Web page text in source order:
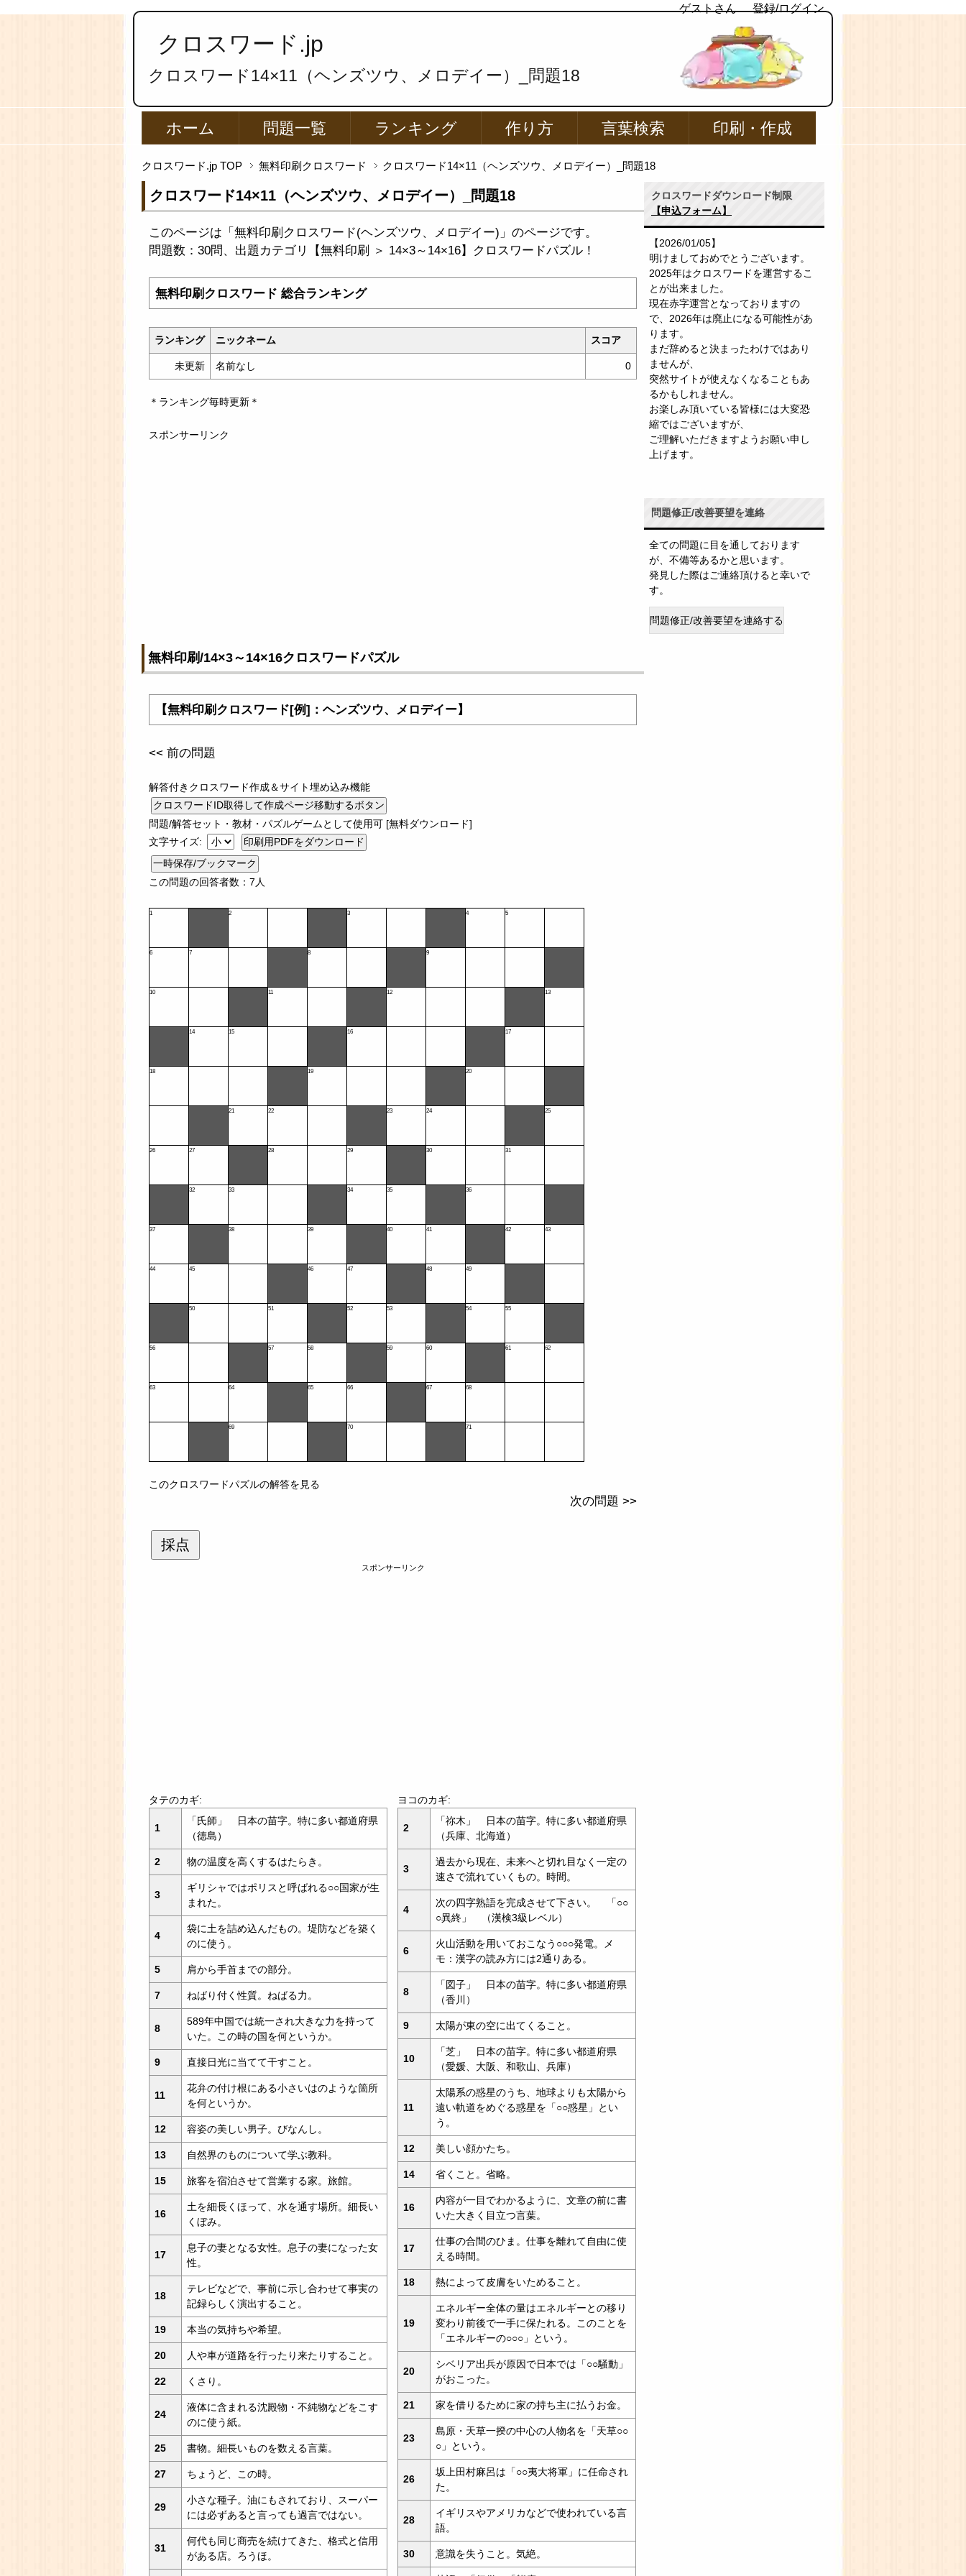
ゲストさん 登録/ログイン
クロスワード.jp
クロスワード14×11（ヘンズツウ、メロデイー）_問題18
ホーム 問題一覧 ランキング 作り方 言葉検索 印刷・作成
クロスワード.jp TOP 無料印刷クロスワード クロスワード14×11（ヘンズツウ、メロデイー）_問題18
クロスワード14×11（ヘンズツウ、メロデイー）_問題18
このページは「無料印刷クロスワード(ヘンズツウ、メロデイー)」のページです。
問題数：30問、出題カテゴリ【無料印刷 ＞ 14×3～14×16】クロスワードパズル！
無料印刷クロスワード 総合ランキング
ランキング ニックネーム スコア
未更新 名前なし 0
＊ランキング毎時更新＊
スポンサーリンク
無料印刷/14×3～14×16クロスワードパズル
【無料印刷クロスワード[例]：ヘンズツウ、メロデイー】
<< 前の問題
解答付きクロスワード作成＆サイト埋め込み機能
問題/解答セット・教材・パズルゲームとして使用可 [無料ダウンロード]
文字サイズ:
一時保存/ブックマーク
この問題の回答者数：7人
1 2 3 4 5
6 7 8 9
10 11 12 13
14 15 16 17
18 19 20
21 22 23 24 25
26 27 28 29 30 31
32 33 34 35 36
37 38 39 40 41 42 43
44 45 46 47 48 49
50 51 52 53 54 55
56 57 58 59 60 61 62
63 64 65 66 67 68
69 70 71
このクロスワードパズルの解答を見る
次の問題 >>
採点
スポンサーリンク
タテのカギ:
1
「氏師」 日本の苗字。特に多い都道府県
（徳島）
2 物の温度を高くするはたらき。
3
ギリシャではポリスと呼ばれる○○国家が生
まれた。
4
袋に土を詰め込んだもの。堤防などを築く
のに使う。
5 肩から手首までの部分。
7 ねばり付く性質。ねばる力。
8
589年中国では統一され大きな力を持って
いた。この時の国を何というか。
9 直接日光に当てて干すこと。
11
花弁の付け根にある小さいはのような箇所
を何というか。
12 容姿の美しい男子。びなんし。
13 自然界のものについて学ぶ教科。
15 旅客を宿泊させて営業する家。旅館。
16
土を細長くほって、水を通す場所。細長い
くぼみ。
17
息子の妻となる女性。息子の妻になった女
性。
18
テレビなどで、事前に示し合わせて事実の
記録らしく演出すること。
19 本当の気持ちや希望。
20 人や車が道路を行ったり来たりすること。
22 くさり。
24
液体に含まれる沈殿物・不純物などをこす
のに使う紙。
25 書物。細長いものを数える言葉。
27 ちょうど、この時。
29
小さな種子。油にもされており、スーパー
には必ずあると言っても過言ではない。
31
何代も同じ商売を続けてきた、格式と信用
がある店。ろうほ。
ヨコのカギ:
2
「祢木」 日本の苗字。特に多い都道府県
（兵庫、北海道）
3
過去から現在、未来へと切れ目なく一定の
速さで流れていくもの。時間。
4
次の四字熟語を完成させて下さい。 「○○
○異終」 （漢検3級レベル）
6
火山活動を用いておこなう○○○発電。メ
モ：漢字の読み方には2通りある。
8
「図子」 日本の苗字。特に多い都道府県
（香川）
9 太陽が東の空に出てくること。
10
「芝」 日本の苗字。特に多い都道府県
（愛媛、大阪、和歌山、兵庫）
11
太陽系の惑星のうち、地球よりも太陽から
遠い軌道をめぐる惑星を「○○惑星」とい
う。
12 美しい顔かたち。
14 省くこと。省略。
16
内容が一目でわかるように、文章の前に書
いた大きく目立つ言葉。
17
仕事の合間のひま。仕事を離れて自由に使
える時間。
18 熱によって皮膚をいためること。
19
エネルギー全体の量はエネルギーとの移り
変わり前後で一手に保たれる。このことを
「エネルギーの○○○」という。
20
シベリア出兵が原因で日本では「○○騒動」
がおこった。
21 家を借りるために家の持ち主に払うお金。
23
島原・天草一揆の中心の人物名を「天草○○
○」という。
26
坂上田村麻呂は「○○夷大将軍」に任命され
た。
28
イギリスやアメリカなどで使われている言
語。
30 意識を失うこと。気絶。
クロスワードダウンロード制限
【申込フォーム】
【2026/01/05】
明けましておめでとうございます。
2025年はクロスワードを運営するこ
とが出来ました。
現在赤字運営となっておりますの
で、2026年は廃止になる可能性があ
ります。
まだ辞めると決まったわけではあり
ませんが、
突然サイトが使えなくなることもあ
るかもしれません。
お楽しみ頂いている皆様には大変恐
縮ではございますが、
ご理解いただきますようお願い申し
上げます。
問題修正/改善要望を連絡
全ての問題に目を通しております
が、不備等あるかと思います。
発見した際はご連絡頂けると幸いで
す。
問題修正/改善要望を連絡する